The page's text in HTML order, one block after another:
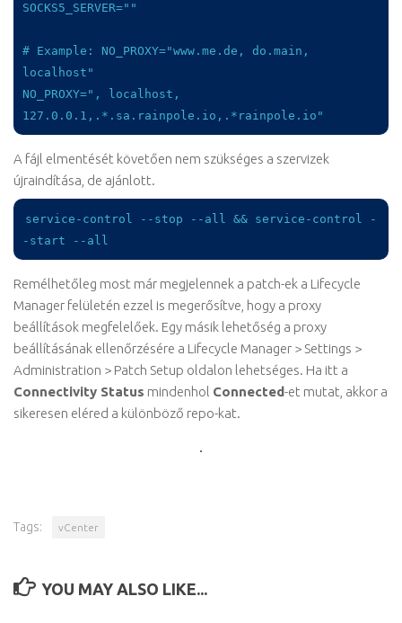
SOCKS5_SERVER=""
# Example: NO_PROXY="www.me.de, do.main,
localhost"
NO_PROXY=", localhost,
127.0.0.1,.*.sa.rainpole.io,.*rainpole.io"
A fájl elmentését követően nem szükséges a szervizek
újraindítása, de ajánlott.
service-control --stop --all && service-control -
-start --all
Remélhetőleg most már megjelennek a patch-ek a Lifecycle
Manager felületén ezzel is megerősítve, hogy a proxy
beállítások megfelelőek. Egy másik lehetőség a proxy
beállításának ellenőrzésére a Lifecycle Manager > Settings >
Administration > Patch Setup oldalon lehetséges. Ha itt a
Connectivity Status mindenhol Connected-et mutat, akkor a
sikeresen eléred a különböző repo-kat.
Tags: vCenter
YOU MAY ALSO LIKE...